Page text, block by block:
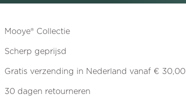
met
blauwe
groot
kettinghanger
met
blauwe
groot
kettinghanger
Mooye® Collectie
Scherp geprijsd
Gratis verzending in Nederland vanaf € 30,00
30 dagen retourneren